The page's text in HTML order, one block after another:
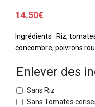
14.50€
Ingrédients : Riz,
concombre, poivrons
Enlever des
Sans Riz
Sans Tomates